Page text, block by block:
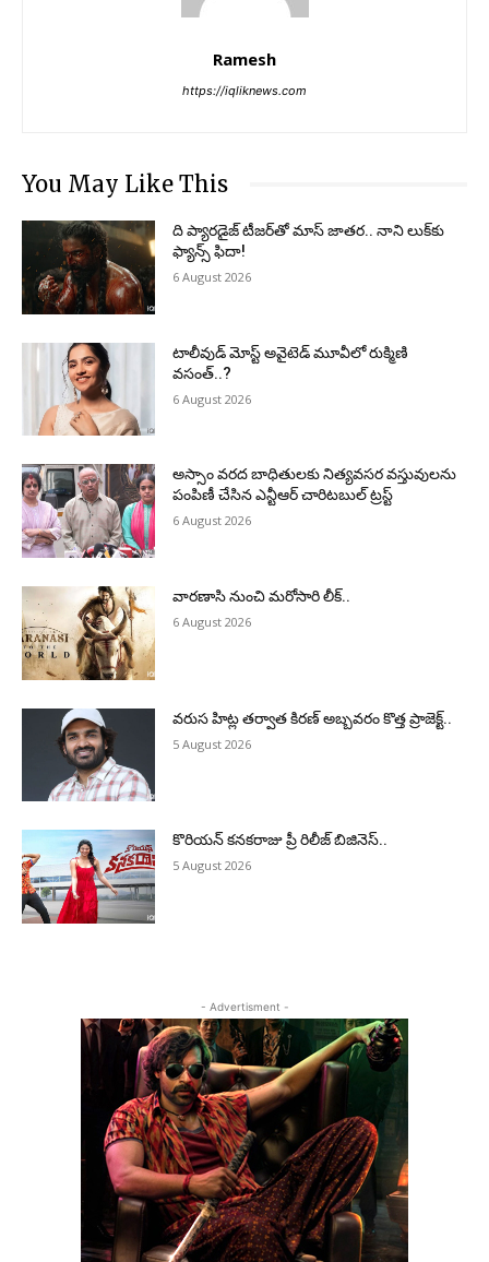
Ramesh
https://iqliknews.com
You May Like This
ది ప్యారడైజ్ టీజర్‌తో మాస్ జాతర.. నాని లుక్‌కు
ఫ్యాన్స్ ఫిదా!
6 August 2026
టాలీవుడ్ మోస్ట్ అవైటెడ్ మూవీలో రుక్మిణి
వసంత్..?
6 August 2026
అస్సాం వరద బాధితులకు నిత్యవసర వస్తువులను
పంపిణీ చేసిన ఎన్టీఆర్ చారిటబుల్ ట్రస్ట్
6 August 2026
వారణాసి నుంచి మరోసారి లీక్..
6 August 2026
వరుస హిట్ల తర్వాత కిరణ్ అబ్బవరం కొత్త ప్రాజెక్ట్..
5 August 2026
కొరియన్ కనకరాజు ప్రీ రిలీజ్ బిజినెస్..
5 August 2026
- Advertisment -